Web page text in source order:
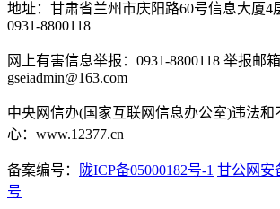
地址：甘肃省兰州市庆阳路60号信息大厦4
0931-8800118
网上有害信息举报：0931-8800118 举报邮箱
gseiadmin@163.com
中央网信办(国家互联网信息办公室)违法和
心：www.12377.cn
备案编号： 陇ICP备05000182号-1 甘公网安
号